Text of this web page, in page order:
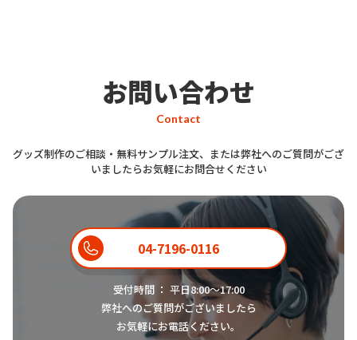
お問い合わせ
Contact
グッズ制作のご相談・無料サンプル注文、または弊社へのご質問がござ
いましたらお気軽にお問合せください
04-7196-0116
受付時間 ： 平日8:00〜17:00
弊社へのご質問がございましたら
お気軽にお電話ください。